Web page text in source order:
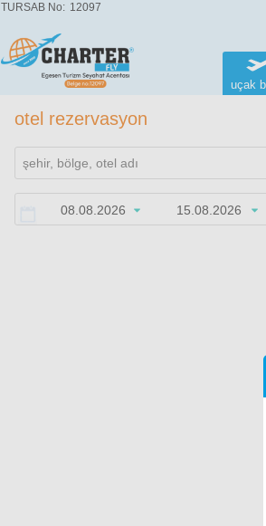
TURSAB No: 12097
uçak
otel rezervasyon